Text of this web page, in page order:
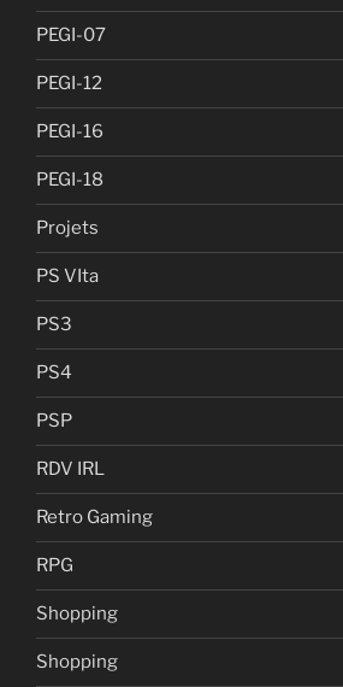
PEGI-07
PEGI-12
PEGI-16
PEGI-18
Projets
PS VIta
PS3
PS4
PSP
RDV IRL
Retro Gaming
RPG
Shopping
Shopping